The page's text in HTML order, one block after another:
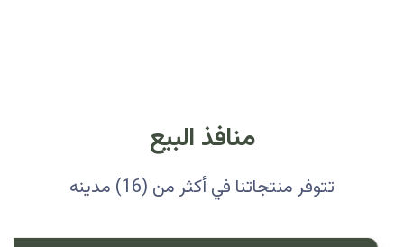
منافذ البيع
تتوفر منتجاتنا في أكثر من (16) مدينه